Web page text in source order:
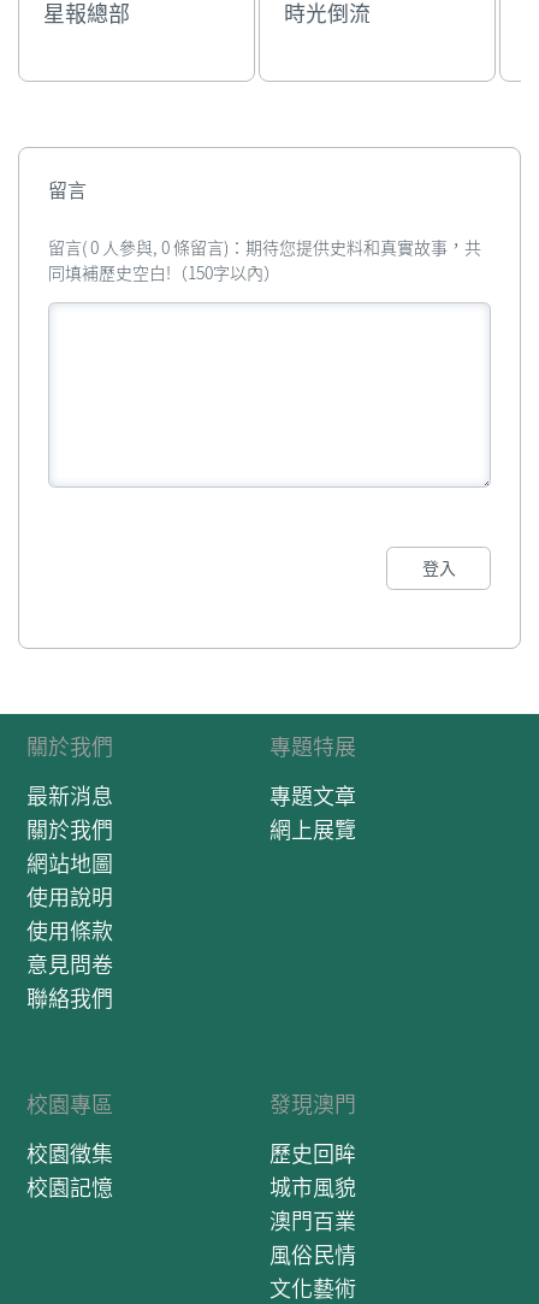
星報總部 時光倒流
留言
留言( 0 人參與, 0 條留言)：期待您提供史料和真實故事，共
同填補歷史空白!（150字以內）
登入
關於我們
最新消息
關於我們
網站地圖
使用說明
使用條款
意見問卷
聯絡我們
專題特展
專題文章
網上展覽
校園專區
校園徵集
校園記憶
發現澳門
歷史回眸
城市風貌
澳門百業
風俗民情
文化藝術